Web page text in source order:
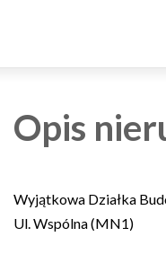
Opis
Wyjątkowa Działka
Ul. Wspólna (MN1)